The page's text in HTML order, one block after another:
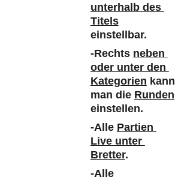
unterhalb des
Titels
einstellbar.
-Rechts neben
oder unter den
Kategorien kann
man die Runden
einstellen.
-Alle Partien
Live unter
Bretter.
-Alle